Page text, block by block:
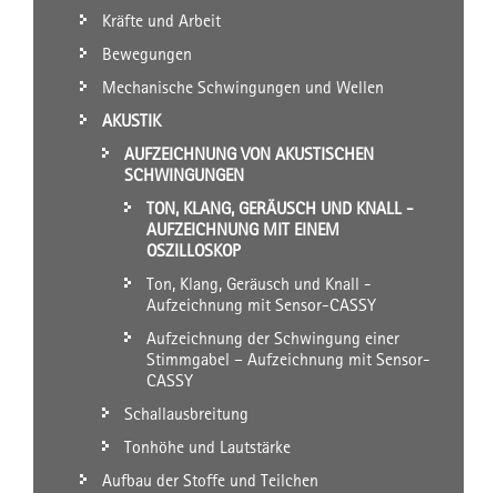
Kräfte und Arbeit
Bewegungen
Mechanische Schwingungen und Wellen
AKUSTIK
AUFZEICHNUNG VON AKUSTISCHEN
SCHWINGUNGEN
TON, KLANG, GERÄUSCH UND KNALL -
AUFZEICHNUNG MIT EINEM
OSZILLOSKOP
Ton, Klang, Geräusch und Knall -
Aufzeichnung mit Sensor-CASSY
Aufzeichnung der Schwingung einer
Stimmgabel – Aufzeichnung mit Sensor-
CASSY
Schallausbreitung
Tonhöhe und Lautstärke
Aufbau der Stoffe und Teilchen